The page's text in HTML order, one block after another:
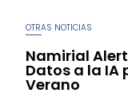
OTRAS NOTICIAS
Namirial
Datos a la IA
Verano